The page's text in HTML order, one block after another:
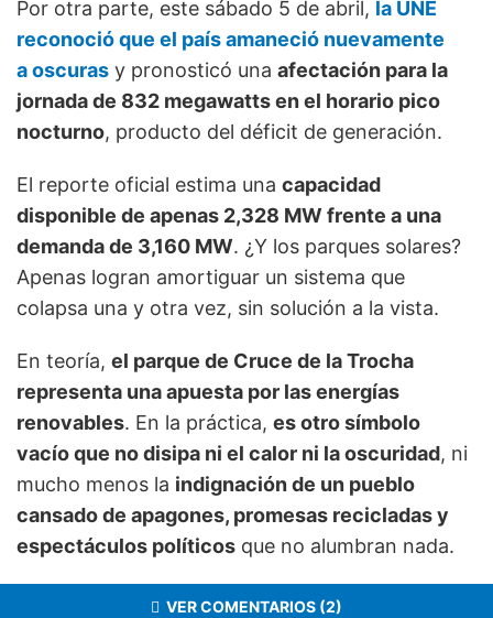
Por otra parte, este sábado 5 de abril, la UNE
reconoció que el país amaneció nuevamente
a oscuras y pronosticó una afectación para la
jornada de 832 megawatts en el horario pico
nocturno, producto del déficit de generación.
El reporte oficial estima una capacidad
disponible de apenas 2,328 MW frente a una
demanda de 3,160 MW. ¿Y los parques solares?
Apenas logran amortiguar un sistema que
colapsa una y otra vez, sin solución a la vista.
En teoría, el parque de Cruce de la Trocha
representa una apuesta por las energías
renovables. En la práctica, es otro símbolo
vacío que no disipa ni el calor ni la oscuridad, ni
mucho menos la indignación de un pueblo
cansado de apagones, promesas recicladas y
espectáculos políticos que no alumbran nada.
VER COMENTARIOS (2)